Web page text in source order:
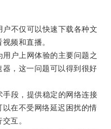
不仅可以快速下载各种文
频和直播。
户上网体验的主要问题之
，这一问题可以得到很好
段，提供稳定的网络连接
在不受网络延迟困扰的情
互。